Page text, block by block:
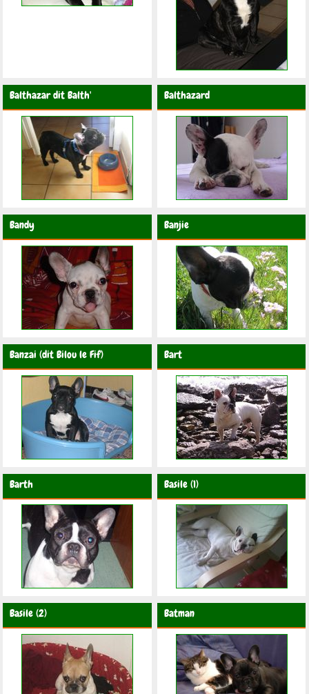
Balthazar dit Balth' Balthazard
Bandy Banjie
Banzai (dit Bilou le Fif) Bart
Barth Basile (1)
Basile (2) Batman